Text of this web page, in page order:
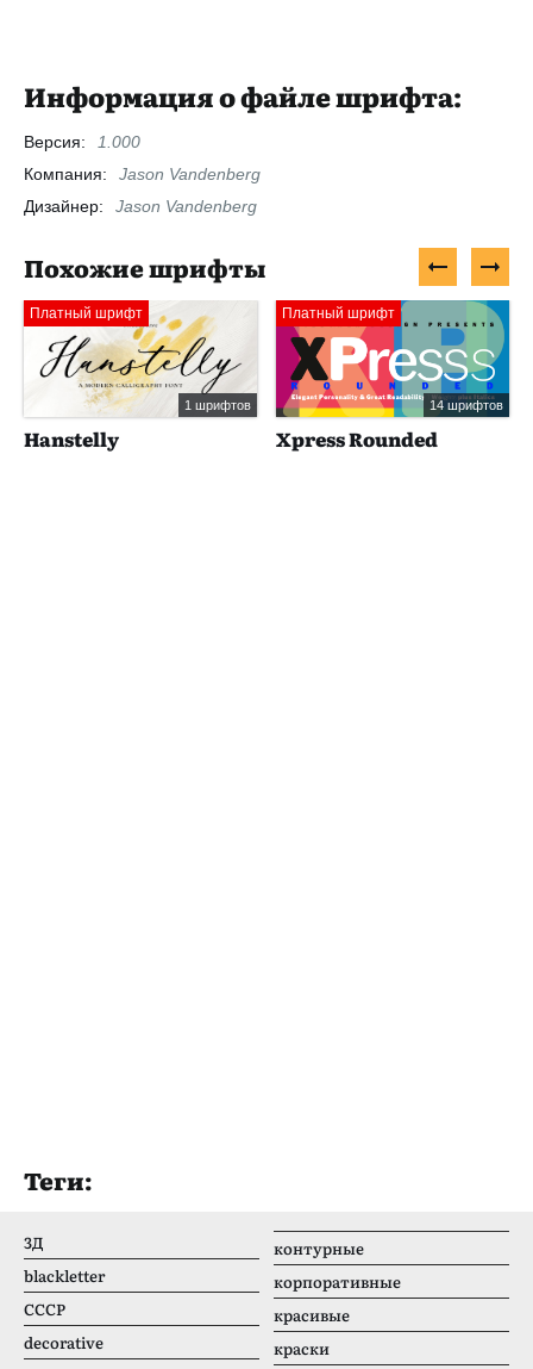
Информация о файле шрифта:
Версия:
1.000
Компания:
Jason Vandenberg
Дизайнер:
Jason Vandenberg
Похожие шрифты
Платный шрифт
1 шрифтов
Hanstelly
Платный шрифт
14 шрифтов
Xpress Rounded
Теги:
3Д
blackletter
CCCР
decorative
контурные
корпоративные
красивые
краски